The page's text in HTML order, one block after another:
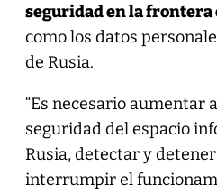
seguridad en la frontera
como los datos
de Rusia.
“Es necesario aumentar
seguridad del espacio
Rusia, detectar y
interrumpir el